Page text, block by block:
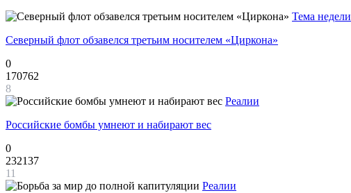
Тема недели
Северный флот обзавелся третьим носителем «Циркона»
0
170762
8
Реалии
Российские бомбы умнеют и набирают вес
0
232137
11
Реалии